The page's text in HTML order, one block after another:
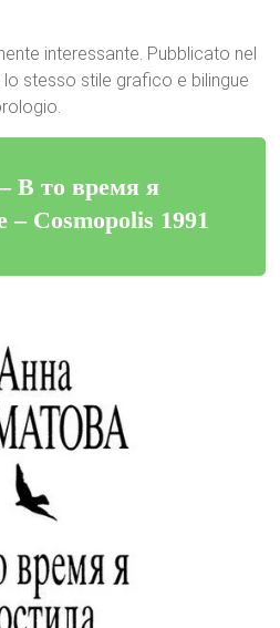
interessante. Pubblicato nel
stesso stile grafico e bilingue
В то время я
– Cosmopolis 1991